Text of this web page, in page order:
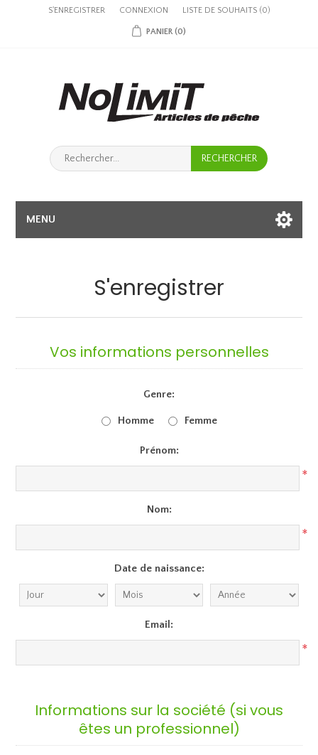
S'ENREGISTRER CONNEXION LISTE DE SOUHAITS (0)
PANIER (0)
MENU
S'enregistrer
Vos informations personnelles
Genre:
Homme Femme
Prénom:
*
Nom:
*
Date de naissance:
Email:
*
Informations sur la société (si vous
êtes un professionnel)